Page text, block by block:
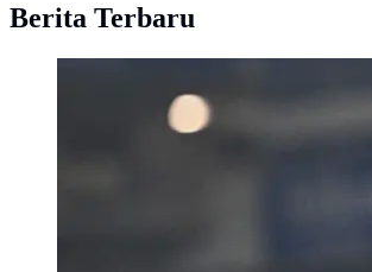
Berita Terbaru